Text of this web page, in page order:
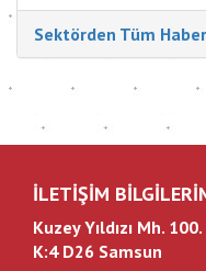
katıldı. Sigorta
düzenlediği
Sektörden Tüm
İLETİŞİM
Kuzey Yıldızı Mh.
K:4 D26 Samsun